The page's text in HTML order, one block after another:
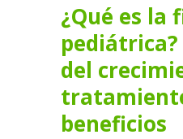
¿Qué es la
del
beneficios